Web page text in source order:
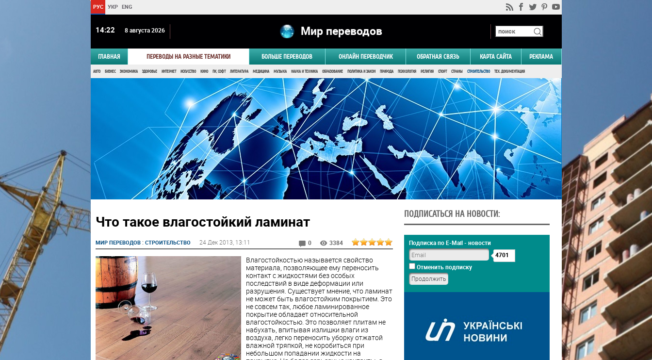
РУС УКР ENG
14 22 8 августа 2026 Мир переводов
ГЛАВНАЯ ПЕРЕВОДЫ НА РАЗНЫЕ ТЕМАТИКИ БОЛЬШЕ ПЕРЕВОДОВ ОНЛАЙН ПЕРЕВОДЧИК ОБРАТНАЯ СВЯЗЬ КАРТА САЙТА РЕКЛАМА
АВТО БИЗНЕС ЭКОНОМИКА ЗДОРОВЬЕ ИНТЕРНЕТ ИСКУССТВО КИНО ПК, СОФТ ЛИТЕРАТУРА МЕДИЦИНА МУЗЫКА НАУКА И ТЕХНИКА ОБРАЗОВАНИЕ ПОЛИТИКА И ЗАКОН ПРИРОДА ПСИХОЛОГИЯ РЕЛИГИЯ СПОРТ СТРАНЫ СТРОИТЕЛЬСТВО ТЕХ. ДОКУМЕНТАЦИЯ
Что такое влагостойкий ламинат
МИР ПЕРЕВОДОВ: СТРОИТЕЛЬСТВО 24 Дек 2013 , 13:11 0 3384
Влагостойкостью называется свойство
материала, позволяющее ему переносить
контакт с жидкостями без особых
последствий в виде деформации или
разрушения. Существует мнение, что ламинат
не может быть влагостойким покрытием. Это
не совсем так, любое ламинированное
покрытие обладает относительной
влагостойкостью. Это позволяет плитам не
набухать, впитывая излишки влаги из
воздуха, легко переносить уборку отжатой
влажной тряпкой, не коробиться при
небольшом попадании жидкости на
ПОДПИСАТЬСЯ НА НОВОСТИ:
Подписка по E-Mail - новости
4701
Отменить подписку